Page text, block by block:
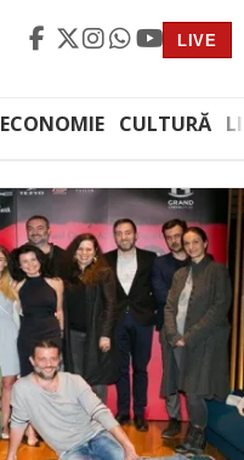
LIVE
ECONOMIE CULTURĂ